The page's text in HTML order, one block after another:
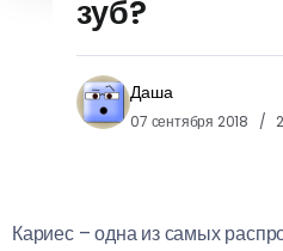
зуб?
Даша
07 сентября 2018
Кариес – одна из самых